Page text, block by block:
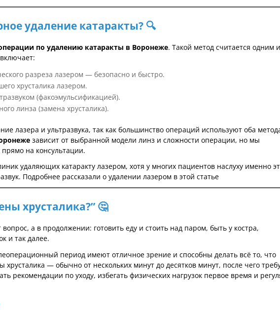
удаление катаракты? 🔍
по удалению катаракты в Воронеже. Такой метод считается одним
разреза лазером — безопасно и быстро.
хрусталика лазером.
(факоэмульсификацией).
линза (замена хрусталика).
лазера и ультразвука, так как большинство операций используют оба
зависит от выбранной модели линз и сложности операции, но мы
на консультации.
удаляющих катаракту лазером, хотя у многих пациентов наслуху именно
Подробнее рассказали о удалении лазером в этой статье
хрусталика?” 🤔
а в продолжении: готовить еду и стоить над паром, быть у костра,
и так далее.
период имеют отличное зрение и способны делать всё то, что
— обычно от нескольких минут до десятков минут, после чего
рекомендации по уходу, избегать физических нагрузок первое время и